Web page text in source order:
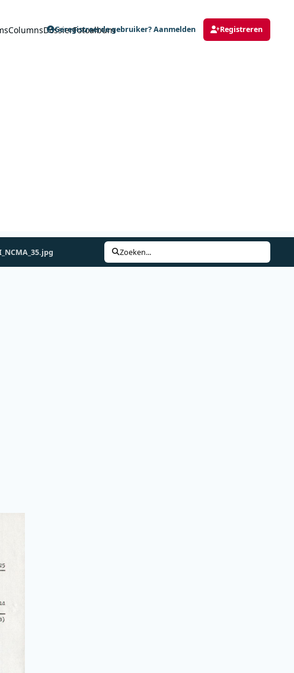
ColumnsDossierFotoalbum
Geregistreerde gebruiker? Aanmelden Registreren
Zoeken...